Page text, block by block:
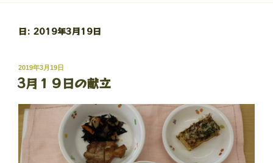
プ
日: 2019年3月19日
投
稿
日:
2019年3月19日
3月１９日の献立